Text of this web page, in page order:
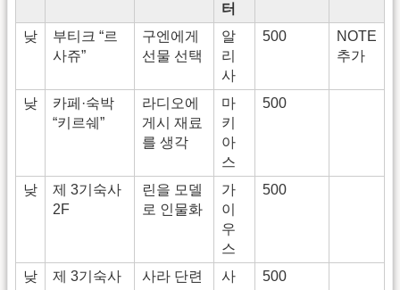
터
낮
부티크 “르
사쥬”
구엔에게
선물 선택
알
리
사
500
NOTE
추가
낮
카페·숙박
“키르쉐”
라디오에
게시 재료
를 생각
마
키
아
스
500
낮
제 3기숙사
2F
린을 모델
로 인물화
가
이
우
스
500
낮
제 3기숙사
사라 단련
사
500